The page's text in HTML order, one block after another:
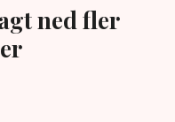
ned fler